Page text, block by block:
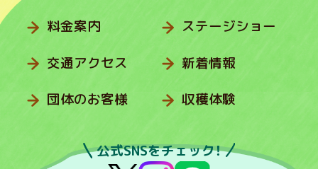
料金案内
交通アクセス
団体のお客様
ステージショー
新着情報
収穫体験
公式SNSをチェック！